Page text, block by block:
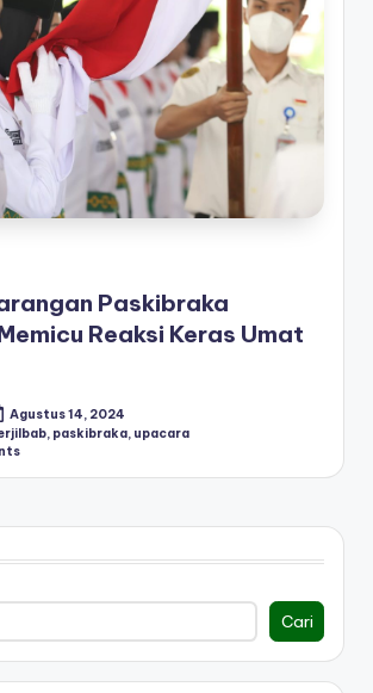
Paskibraka
Reaksi Keras Umat
Agustus 14, 2024
, paskibraka, upacara
Cari